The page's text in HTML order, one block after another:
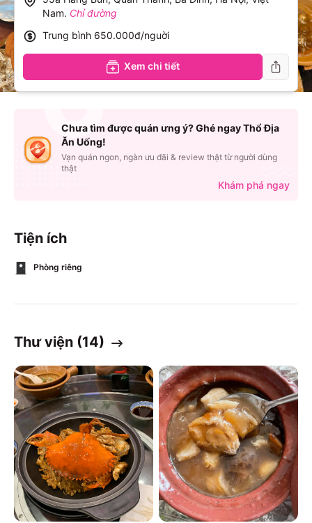
Tiện ích
Phòng riêng
Thư viện (14)
Nam. Chỉ đường
Trung bình 650.000đ/nguời
Xem chi tiết
Chưa tìm được quán ưng ý? Ghé ngay Thổ Địa
Ăn Uống!
Vạn quán ngon, ngàn ưu đãi & review thật từ người dùng
thật
Khám phá ngay